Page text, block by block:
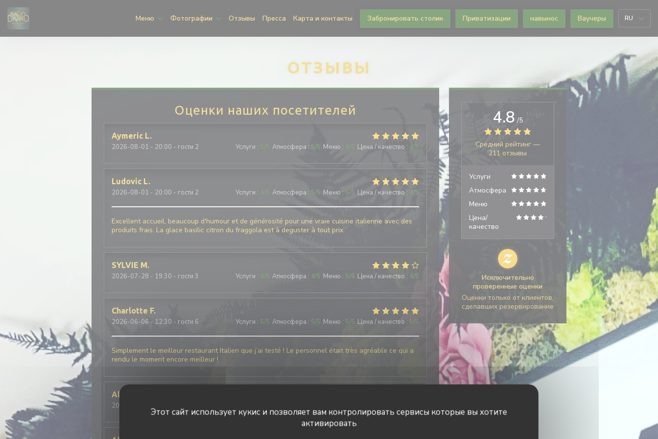
Панель управления cookies
Этот сайт использует кукис и позволяет вам контролировать сервисы которые вы хотите
активировать
Меню Фотографии Отзывы Пресса Карта и контакты Забронировать столик Приватизации навынос Ваучеры RU
ОТЗЫВЫ
Оценки наших посетителей
Aymeric L
2026-08-01 - 20:00 - гости 2 Услуги : Атмосфера : 5/5 Меню : 4/5 Цена / качество : 4/5
Ludovic L
2026-08-01 - 20:00 - гости 2 Услуги : 4/5 Атмосфера : 5/5 Меню : 5/5 Цена / качество : 4/5
Excellent accueil, beaucoup d'humour et de générosité pour une vraie cuisine italienne avec des
produits frais. La glace basilic citron du fraggola est à deguster à tout prix.
SYLVIE M
2026-07-28 - 19:30 - гости 3 Услуги : 4/5 Атмосфера : 4/5 Меню : 5/5 Цена / качество : 4/5
Charlotte F
2026-06-06 - 12:30 - гости 6 Услуги : 5/5 Атмосфера : 5/5 Меню : 5/5 Цена / качество : 5/5
Simplement le meilleur restaurant Italien que j’ai testé ! Le personnel était très agréable ce qui a
rendu le moment encore meilleur !
Alison
2026-07-25
4.8 /5
Средний рейтинг —
211 отзывы
Услуги
Атмосфера
Меню
Цена/
качество
Исключительно
проверенные оценки
Оценки только от клиентов,
сделавших резервирование